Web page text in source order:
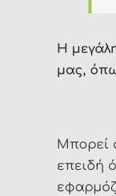
Η
μας,
Μπορεί
επειδή